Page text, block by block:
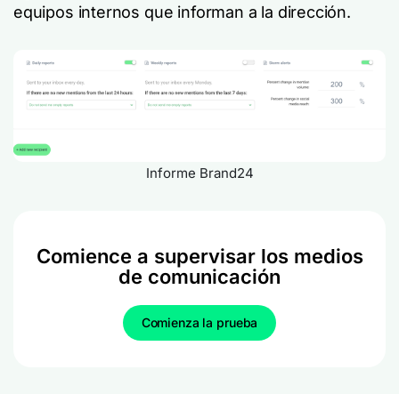
equipos internos que informan a la dirección.
Informe Brand24
Comience a supervisar los medios
de comunicación
Comienza la prueba